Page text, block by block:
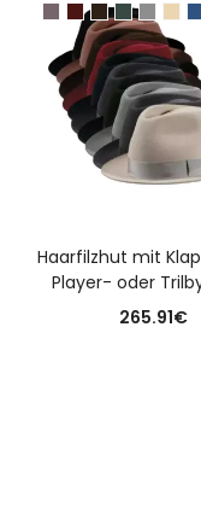
Haarfilzhut mit
Player- oder
265.91€